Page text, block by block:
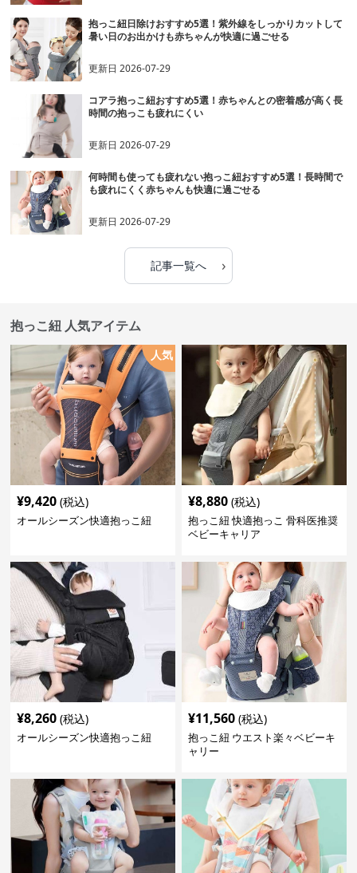
抱っこ紐日除けおすすめ5選！紫外線をしっかりカットして
暑い日のお出かけも赤ちゃんが快適に過ごせる
更新日2026-07-29
コアラ抱っこ紐おすすめ5選！赤ちゃんとの密着感が高く長
時間の抱っこも疲れにくい
更新日2026-07-29
何時間も使っても疲れない抱っこ紐おすすめ5選！長時間で
も疲れにくく赤ちゃんも快適に過ごせる
更新日2026-07-29
記事一覧へ ›
抱っこ紐 人気アイテム
人気
¥9,420 (税込)
オールシーズン快適抱っこ紐
¥8,880 (税込)
抱っこ紐 快適抱っこ 骨科医推奨
ベビーキャリア
¥8,260 (税込)
オールシーズン快適抱っこ紐
¥11,560 (税込)
抱っこ紐 ウエスト楽々ベビーキ
ャリー